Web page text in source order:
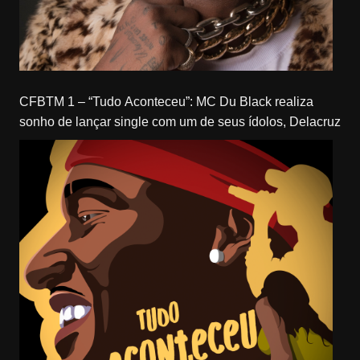
CFBTM 1 – “Tudo Aconteceu”: MC Du Black realiza
sonho de lançar single com um de seus ídolos, Delacruz